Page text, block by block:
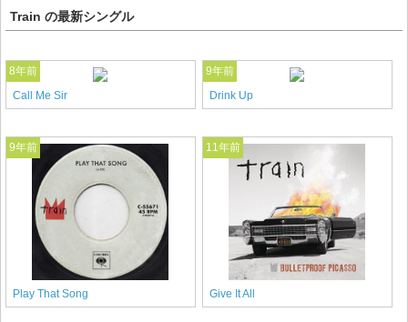
Train の最新シングル
8年前
Call Me Sir
9年前
Drink Up
9年前
Play That Song
11年前
Give It All